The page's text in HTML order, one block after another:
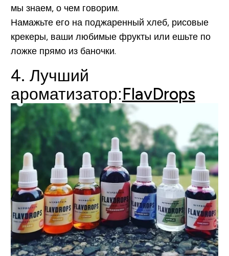
мы знаем, о чем говорим.
Намажьте его на поджаренный хлеб, рисовые
крекеры, ваши любимые фрукты или ешьте по
ложке прямо из баночки.
4. Лучший
ароматизатор:FlavDrops